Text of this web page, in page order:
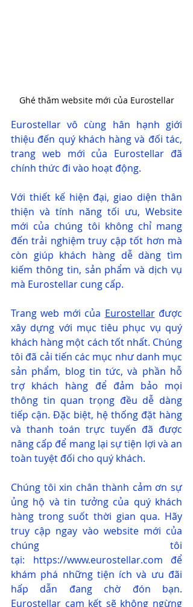
Ghé thăm website mới của Eurostellar
Eurostellar vô cùng hân hạnh giới
thiệu đến quý khách hàng và đối tác,
trang web mới của Eurostellar đã
chính thức đi vào hoạt động.
Với thiết kế hiện đại, giao diện thân
thiện và tính năng tối ưu, Website
mới của chúng tôi không chỉ mang
đến trải nghiệm truy cập tốt hơn mà
còn giúp khách hàng dễ dàng tìm
kiếm thông tin, sản phẩm và dịch vụ
mà Eurostellar cung cấp.
Trang web mới của Eurostellar được
xây dựng với mục tiêu phục vụ quý
khách hàng một cách tốt nhất. Chúng
tôi đã cải tiến các mục như danh mục
sản phẩm, blog tin tức, và phần hỗ
trợ khách hàng để đảm bảo mọi
thông tin quan trọng đều dễ dàng
tiếp cận. Đặc biệt, hệ thống đặt hàng
và thanh toán trực tuyến đã được
nâng cấp để mang lại sự tiện lợi và an
toàn tuyệt đối cho quý khách.
Chúng tôi xin chân thành cảm ơn sự
ủng hộ và tin tưởng của quý khách
hàng trong suốt thời gian qua. Hãy
truy cập ngay vào website mới của
chúng tôi
tại: https://www.eurostellar.com để
khám phá những tiện ích và ưu đãi
hấp dẫn đang chờ đón bạn.
Eurostellar cam kết sẽ không ngừng